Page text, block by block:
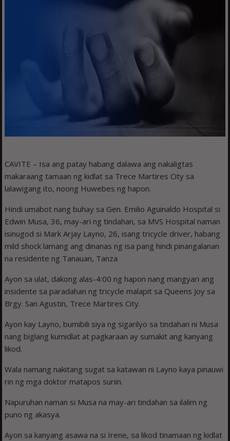
CAVITE – Isa ang patay habang dalawa ang nakaligtas
makaraang tamaan ng kidlat sa Trece Martires City sa
lalawigang ito, noong Huwebes ng hapon.
Hindi umabot nang buhay sa Gen. Emilio Aguinaldo Hospital si
Edwin Musa, 36, may-ari ng tindahan, sa MVS Hospital naman
isinugod si Mark Arjay Layno, 26, isang tricycle driver, habang
mild shock lamang ang dinanas ng isa pang hindi pinangalanan
na residente ng Tanauan, Tanza
Ayon sa ulat, dakong alas-4:00 ng hapon nang mangyari ang
insidente sa paradahan ng tricycle malapit sa Queens Joy sa
Brgy. San Agustin, Trece Martires City.
Ayon kay Layno, bumibili siya ng sigarilyo sa tindahan ni Musa
nang biglang kumidlat at pagkaraan ay sumakit ang kanyang
likod.
Wala namang nakitang sugat sa katawan ni Layno kaya pinauwi
rin ng mga doktor matapos suriin.
Napuruhan naman si Musa na may-ari tindahan sa ilalim ng
puno ng akasya.
Ayon sa kanyang asawa na si Irene, sa likod tinamaan ng kidlat